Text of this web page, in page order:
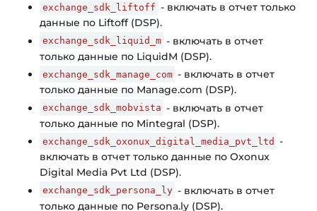
exchange_sdk_liftoff - включать в отчет только
данные по Liftoff (DSP).
exchange_sdk_liquid_m - включать в отчет
только данные по LiquidM (DSP).
exchange_sdk_manage_com - включать в отчет
только данные по Manage.com (DSP).
exchange_sdk_mobvista - включать в отчет
только данные по Mintegral (DSP).
exchange_sdk_oxonux_digital_media_pvt_ltd -
включать в отчет только данные по Oxonux
Digital Media Pvt Ltd (DSP).
exchange_sdk_persona_ly - включать в отчет
только данные по Persona.ly (DSP).